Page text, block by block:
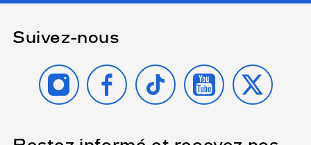
Suivez-nous
INSTAGRAMFACEBOOK
TIKTOK YOUTUBE
X
(Ce